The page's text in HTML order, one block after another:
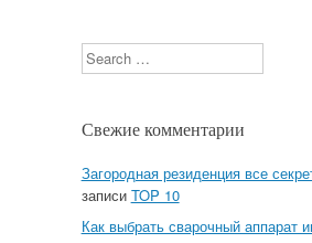
Search
Свежие комментарии
Загородная резиденция все
записи TOP 10
Как выбрать сварочный аппарат